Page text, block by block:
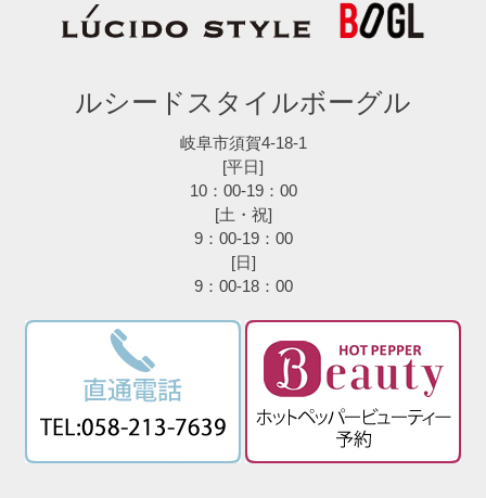
ルシードスタイルボーグル
岐阜市須賀4-18-1
[平日]
10：00-19：00
[土・祝]
9：00-19：00
[日]
9：00-18：00